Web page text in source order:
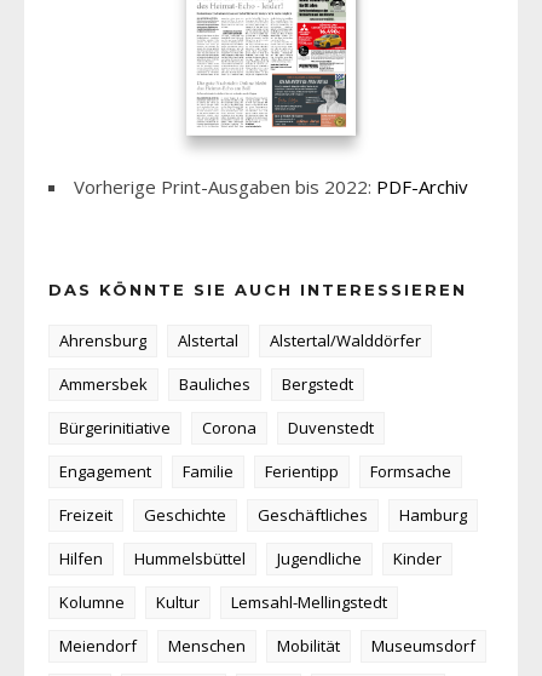
Vorherige Print-Ausgaben bis 2022: PDF-Archiv
DAS KÖNNTE SIE AUCH INTERESSIEREN
Ahrensburg Alstertal
Alstertal/Walddörfer
Ammersbek
Bauliches
Bergstedt
Bürgerinitiative
Corona
Duvenstedt
Engagement
Familie Ferientipp
Formsache
Freizeit
Geschichte Geschäftliches
Hamburg
Hilfen
Hummelsbüttel Jugendliche
Kinder
Kolumne
Kultur
Lemsahl-Mellingstedt
Meiendorf
Menschen Mobilität
Museumsdorf